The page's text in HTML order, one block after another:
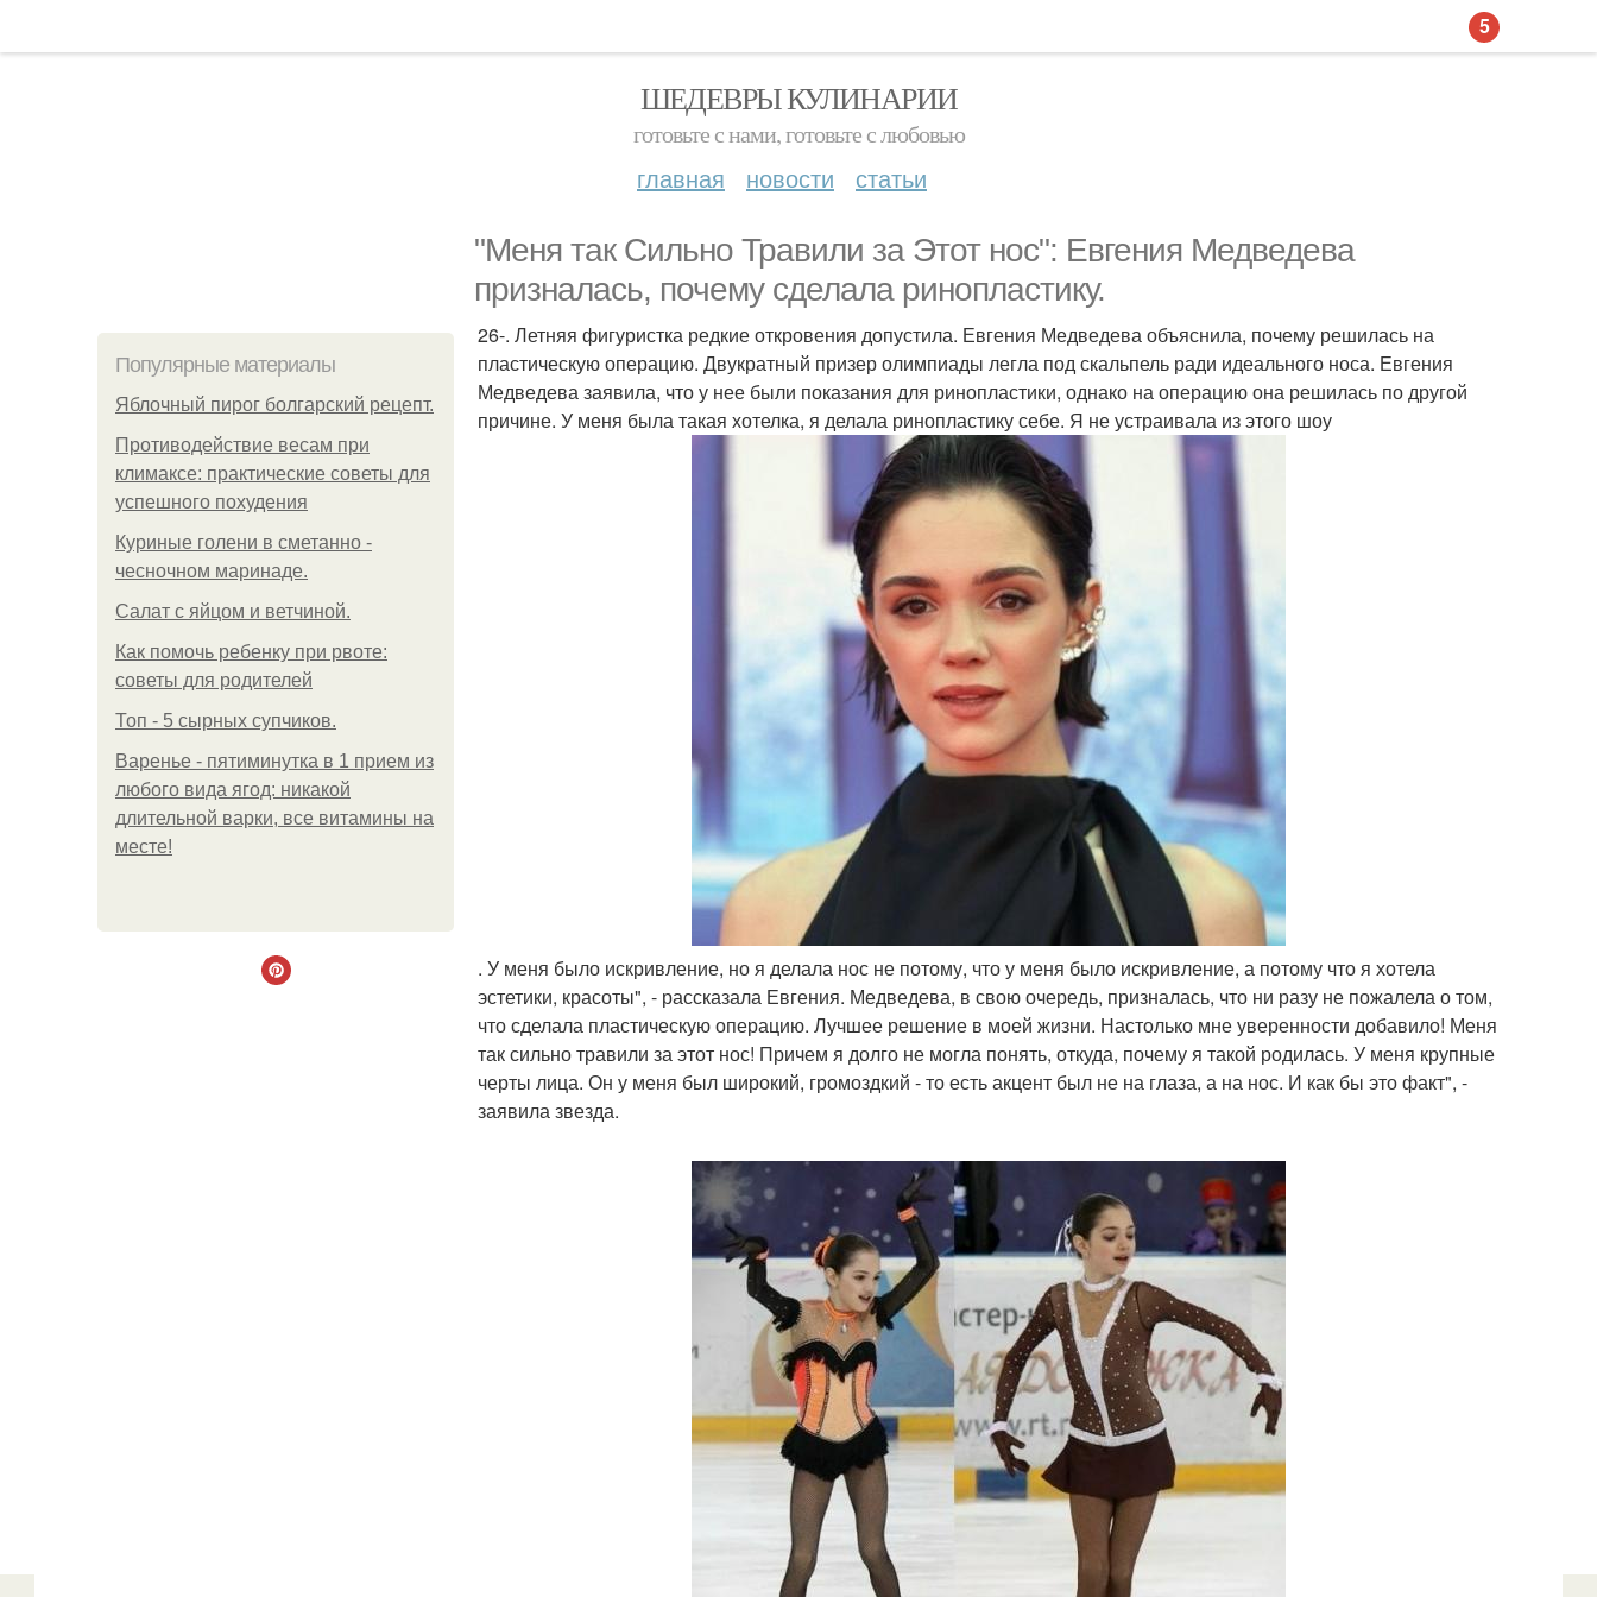
ШЕДЕВРЫ КУЛИНАРИИ
готовьте с нами, готовьте с любовью
главная новости статьи
"Меня так Сильно Травили за Этот нос": Евгения Медведева
призналась, почему сделала ринопластику.
Популярные материалы
Яблочный пирог болгарский рецепт.
Противодействие весам при
климаксе: практические советы для
успешного похудения
Куриные голени в сметанно -
чесночном маринаде.
Салат с яйцом и ветчиной.
Как помочь ребенку при рвоте:
советы для родителей
Топ - 5 сырных супчиков.
Варенье - пятиминутка в 1 прием из
любого вида ягод: никакой
длительной варки, все витамины на
месте!
26-. Летняя фигуристка редкие откровения допустила. Евгения Медведева объяснила, почему решилась на
пластическую операцию. Двукратный призер олимпиады легла под скальпель ради идеального носа. Евгения
Медведева заявила, что у нее были показания для ринопластики, однако на операцию она решилась по другой
причине. У меня была такая хотелка, я делала ринопластику себе. Я не устраивала из этого шоу
. У меня было искривление, но я делала нос не потому, что у меня было искривление, а потому что я хотела
эстетики, красоты", - рассказала Евгения. Медведева, в свою очередь, призналась, что ни разу не пожалела о том,
что сделала пластическую операцию. Лучшее решение в моей жизни. Настолько мне уверенности добавило! Меня
так сильно травили за этот нос! Причем я долго не могла понять, откуда, почему я такой родилась. У меня крупные
черты лица. Он у меня был широкий, громоздкий - то есть акцент был не на глаза, а на нос. И как бы это факт", -
заявила звезда.
5